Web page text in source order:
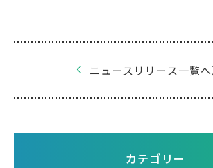
ニュースリリース一覧へ
カテゴリー